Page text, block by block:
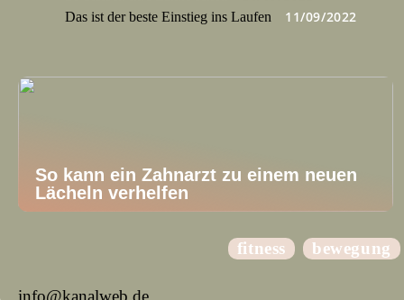
Das ist der beste Einstieg ins Laufen 11/09/2022
So kann ein Zahnarzt zu einem neuen
Lächeln verhelfen
fitness bewegung
info@kanalweb.de